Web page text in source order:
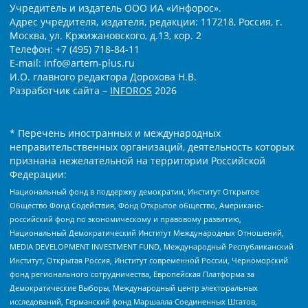
Учредитель и издатель ООО ИА «Инфорос».
Адрес учредителя, издателя, редакции: 117218, Россия, г.
Москва, ул. Кржижановского, д.13, кор. 2
Телефон: +7 (495) 718-84-11
E-mail: info@artem-plus.ru
И.О. главного редактора Дорохова Н.В.
Разработчик сайта – INFOROS 2026
* Перечень иностранных и международных
неправительственных организаций, деятельность которых
признана нежелательной на территории Российской
Федерации:
Национальный фонд в поддержку демократии, Институт Открытое
Общество Фонд Содействия, Фонд Открытое общество, Американо-
российский фонд по экономическому и правовому развитию,
Национальный Демократический Институт Международных Отношений,
MEDIA DEVELOPMENT INVESTMENT FUND, Международный Республиканский
Институт, Открытая Россия, Институт современной России, Черноморский
фонд регионального сотрудничества, Европейская Платформа за
Демократические Выборы, Международный центр электоральных
исследований, Германский фонд Маршалла Соединенных Штатов,